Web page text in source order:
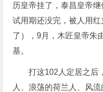
历皇帝挂了，泰昌皇帝
试用期还没完，被人用
了），9月，木匠皇帝朱
基。
打这102人定居之后
人、浪荡的荷兰人、风